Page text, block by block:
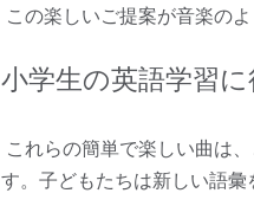
この楽しいご提案が音楽の
小学生の英語学習
これらの簡単で楽しい曲は
す。子どもたちは新しい語